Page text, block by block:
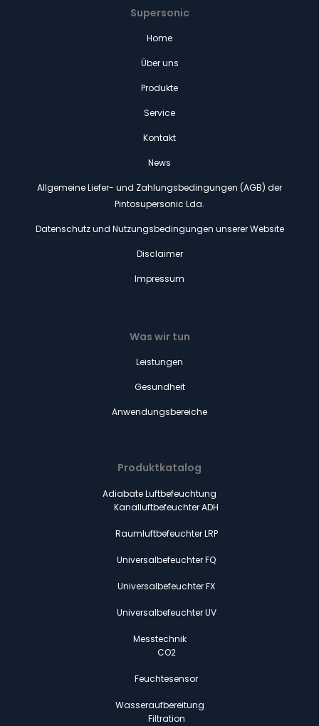
Supersonic
Home
Über uns
Produkte
Service
Kontakt
News
Allgemeine Liefer- und Zahlungsbedingungen (AGB) der
Pintosupersonic Lda.
Datenschutz und Nutzungsbedingungen unserer Website
Disclaimer
Impressum
Was wir tun
Leistungen
Gesundheit
Anwendungsbereiche
Produktkatalog
Adiabate Luftbefeuchtung
Kanalluftbefeuchter ADH
Raumluftbefeuchter LRP
Universalbefeuchter FQ
Universalbefeuchter FX
Universalbefeuchter UV
Messtechnik
CO2
Feuchtesensor
Wasseraufbereitung
Filtration